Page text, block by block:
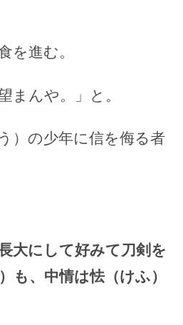
を進む。
まんや。」と。
）の少年に信を侮る者
大にして好みて刀剣を
も、中情は怯（けふ）